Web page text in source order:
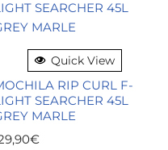
Quick View
RIP CURL F-
SEARCHER 45L
MARLE
€